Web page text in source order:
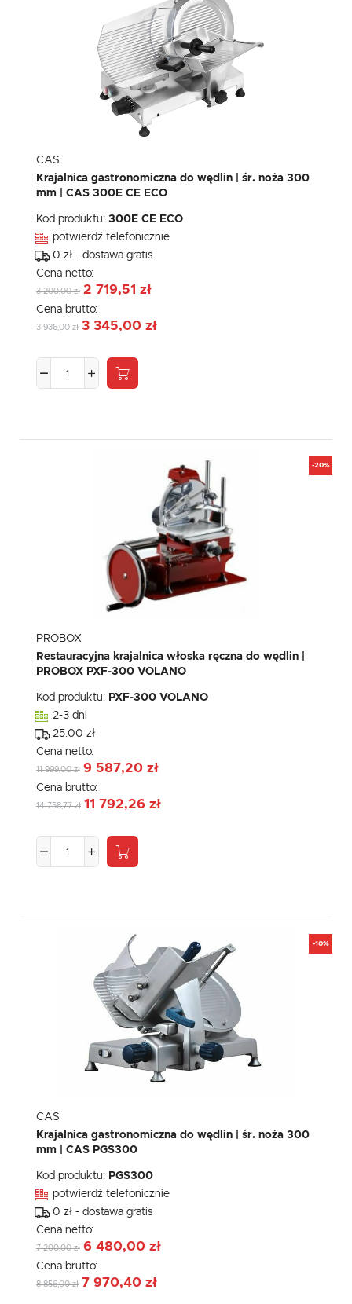
CAS
Krajalnica gastronomiczna do wędlin | śr. noża 300
mm | CAS 300E CE ECO
Kod produktu: 300E CE ECO
potwierdź telefonicznie
0 zł - dostawa gratis
Cena netto:
3 200,00 zł 2 719,51 zł
Cena brutto:
3 936,00 zł 3 345,00 zł
-20%
PROBOX
Restauracyjna krajalnica włoska ręczna do wędlin |
PROBOX PXF-300 VOLANO
Kod produktu: PXF-300 VOLANO
2-3 dni
25.00 zł
Cena netto:
11 999,00 zł 9 587,20 zł
Cena brutto:
14 758,77 zł 11 792,26 zł
-10%
CAS
Krajalnica gastronomiczna do wędlin | śr. noża 300
mm | CAS PGS300
Kod produktu: PGS300
potwierdź telefonicznie
0 zł - dostawa gratis
Cena netto:
7 200,00 zł 6 480,00 zł
Cena brutto:
8 856,00 zł 7 970,40 zł